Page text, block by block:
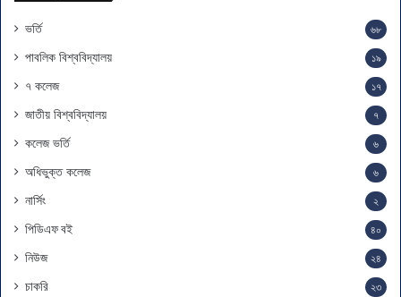
ভর্তি ৬৮
পাবলিক বিশ্ববিদ্যালয় ১৯
৭ কলেজ ১৭
জাতীয় বিশ্ববিদ্যালয় ৭
কলেজ ভর্তি ৬
অধিভুক্ত কলেজ ৬
নার্সিং ২
পিডিএফ বই ৪০
নিউজ ২৪
চাকরি ২৩